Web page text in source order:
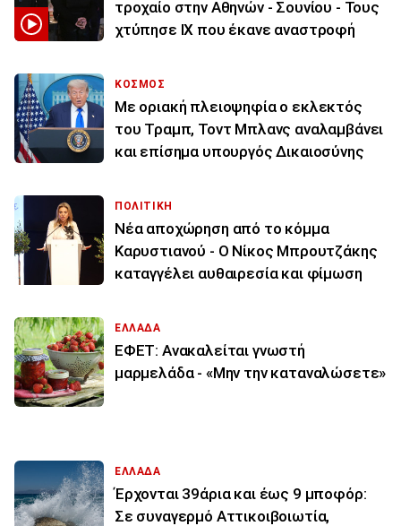
τροχαίο στην Αθηνών - Σουνίου - Τους
χτύπησε ΙΧ που έκανε αναστροφή
ΚΟΣΜΟΣ
Με οριακή πλειοψηφία ο εκλεκτός
του Τραμπ, Τοντ Μπλανς αναλαμβάνει
και επίσημα υπουργός Δικαιοσύνης
ΠΟΛΙΤΙΚΗ
Νέα αποχώρηση από το κόμμα
Καρυστιανού - Ο Νίκος Μπρουτζάκης
καταγγέλει αυθαιρεσία και φίμωση
ΕΛΛΑΔΑ
ΕΦΕΤ: Ανακαλείται γνωστή
μαρμελάδα - «Μην την καταναλώσετε»
ΕΛΛΑΔΑ
Έρχονται 39άρια και έως 9 μποφόρ:
Σε συναγερμό Αττικοιβοιωτία,